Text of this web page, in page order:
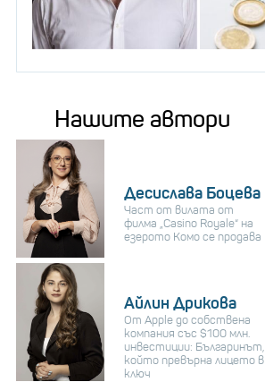
Нашите автори
Десислава Боцева
Част от вилата от
филма „Casino Royale“ на
езерото Комо се продава
Айлин Дрикова
От Apple до собствена
компания със $100 млн.
инвестиции: Българинът,
който превърна лицето в
ключ